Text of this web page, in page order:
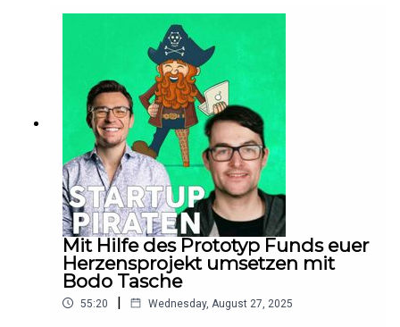
Mit Hilfe des Prototyp Funds euer
Herzensprojekt umsetzen mit
Bodo Tasche
55:20 | Wednesday, August 27, 2025